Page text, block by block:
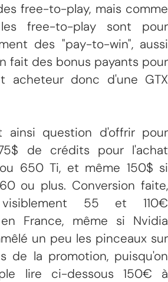
free-to-play, mais comme
free-to-play sont pour
des "pay-to-win", aussi
fait des bonus payants pour
acheteur donc d'une GTX
question d'offrir pour
de crédits pour l'achat
650 Ti, et même 150$ si
ou plus. Conversion faite,
55 et 110€
France, même si Nvidia
un peu les pinceaux sur
de la promotion, puisqu'on
lire ci-dessous 150€ à